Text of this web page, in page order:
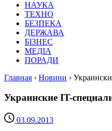
НАУКА
ТЕХНО
БЕЗПЕКА
ДЕРЖАВА
БІЗНЕС
МЕДІА
ПОРАДИ
Главная › Новини ›
Украинские IT-
03.09.2013